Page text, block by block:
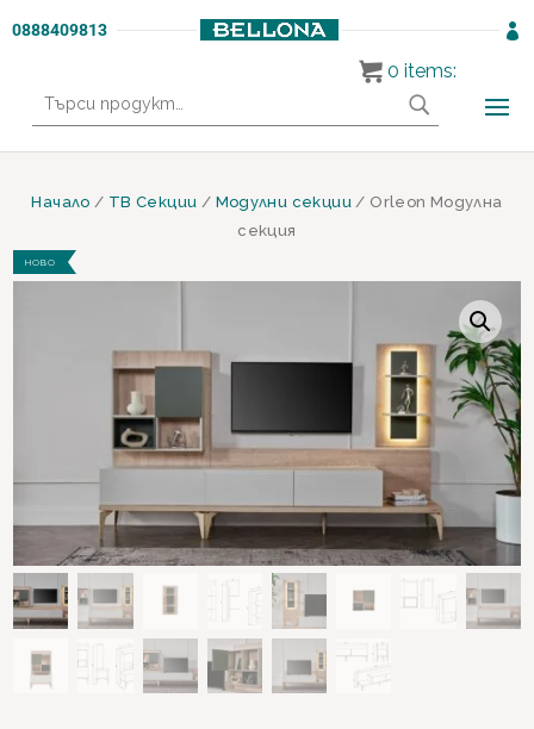
0888409813 
за:
Начало / ТВ Секции / Модулни секции / Orleon Модулна
секция
НОВО
0 items: